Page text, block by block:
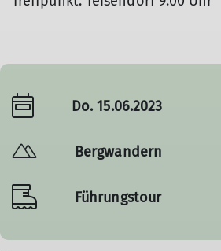
Do. 15.06.2023
Bergwandern
Führungstour